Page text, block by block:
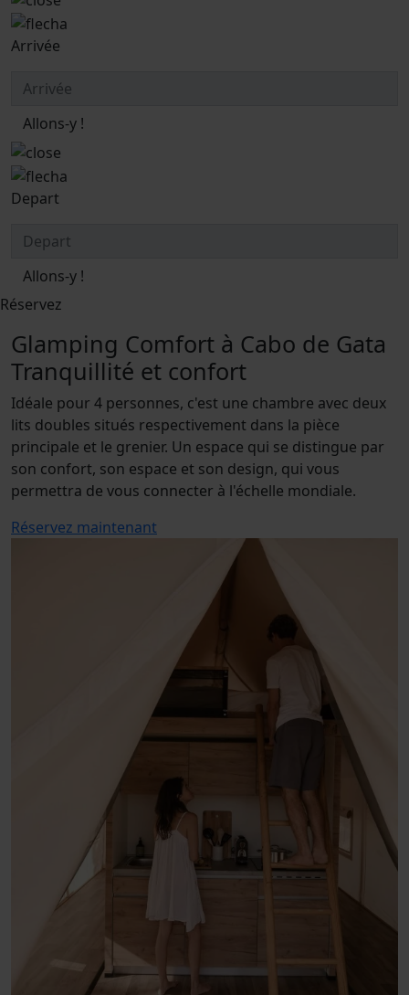
Arrivée
Allons-y !
Depart
Allons-y !
Réservez
Glamping Comfort à Cabo de Gata
Tranquillité et confort
Idéale pour 4 personnes, c'est une chambre avec deux
lits doubles situés respectivement dans la pièce
principale et le grenier. Un espace qui se distingue par
son confort, son espace et son design, qui vous
permettra de vous connecter à l'échelle mondiale.
Réservez maintenant